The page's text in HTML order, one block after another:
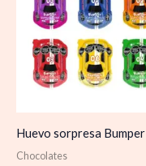
Huevo sorpresa Bumper
Chocolates